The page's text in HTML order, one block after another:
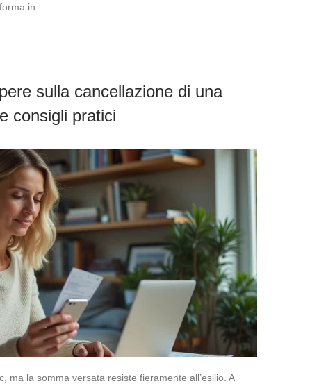
in…
sulla cancellazione di una
consigli pratici
ma la somma versata resiste fieramente all’esilio. A